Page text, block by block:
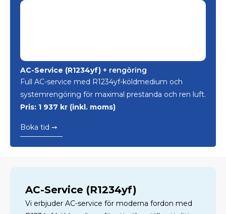
AC-Service (R1234yf) + rengöring
Full AC-service med R1234yf-köldmedium och
systemrengöring för maximal prestanda och ren luft.
Pris: 1 937 kr (inkl. moms)
Boka tid ➙
AC-Service (R1234yf)
Vi erbjuder AC-service för moderna fordon med